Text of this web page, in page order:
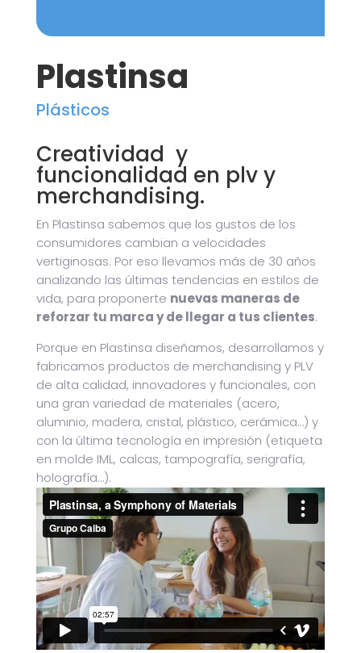
Plastinsa
Plásticos
Creatividad y
funcionalidad en plv y
merchandising.
En Plastinsa sabemos que los gustos de los
consumidores cambian a velocidades
vertiginosas. Por eso llevamos más de 30 años
analizando las últimas tendencias en estilos de
vida, para proponerte nuevas maneras de
reforzar tu marca y de llegar a tus clientes.
Porque en Plastinsa diseñamos, desarrollamos y
fabricamos productos de merchandising y PLV
de alta calidad, innovadores y funcionales, con
una gran variedad de materiales (acero,
aluminio, madera, cristal, plástico, cerámica…) y
con la última tecnología en impresión (etiqueta
en molde IML, calcas, tampografía, serigrafía,
holografía…).